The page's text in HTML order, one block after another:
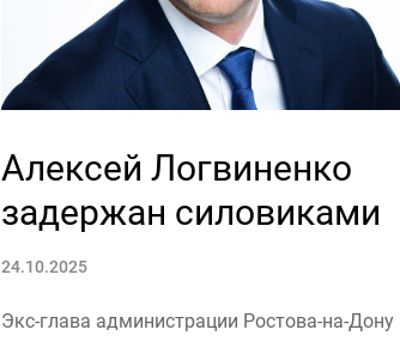
Алексей Логвиненко
задержан силовиками
24.10.2025
Экс-глава администрации Ростова-на-Дону